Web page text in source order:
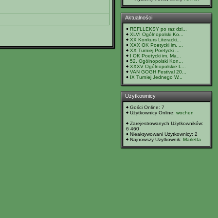
Aktualności
REFLLEKSY po raz dzi...
XLVI Ogólnopolski Ko...
XX Konkurs Literacki...
XXX OK Poetycki im. ...
XX Turniej Poetycki ...
I OK Poetycki im. Ma...
52. Ogólnopolski Kon...
XXXV Ogólnopolskie L...
VAN GOGH Festival 20...
IX Turniej Jednego W...
Użytkownicy
Gości Online: 7
Użytkownicy Online: wochen
Zarejestrowanych Użytkowników:
6 460
Nieaktywowani Użytkownicy: 2
Najnowszy Użytkownik: Marletta